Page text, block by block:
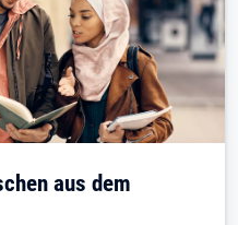
aus dem